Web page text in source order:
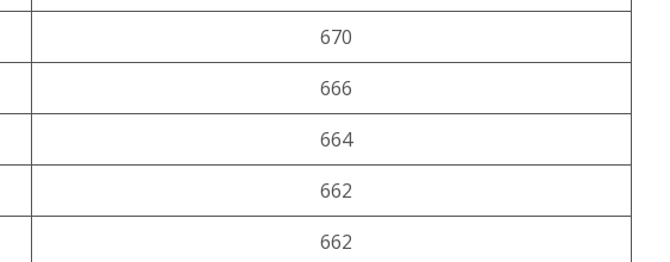
670
666
664
662
662